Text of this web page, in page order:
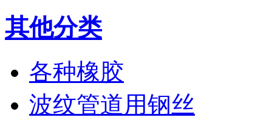
其他分类
各种橡胶
波纹管道用钢丝